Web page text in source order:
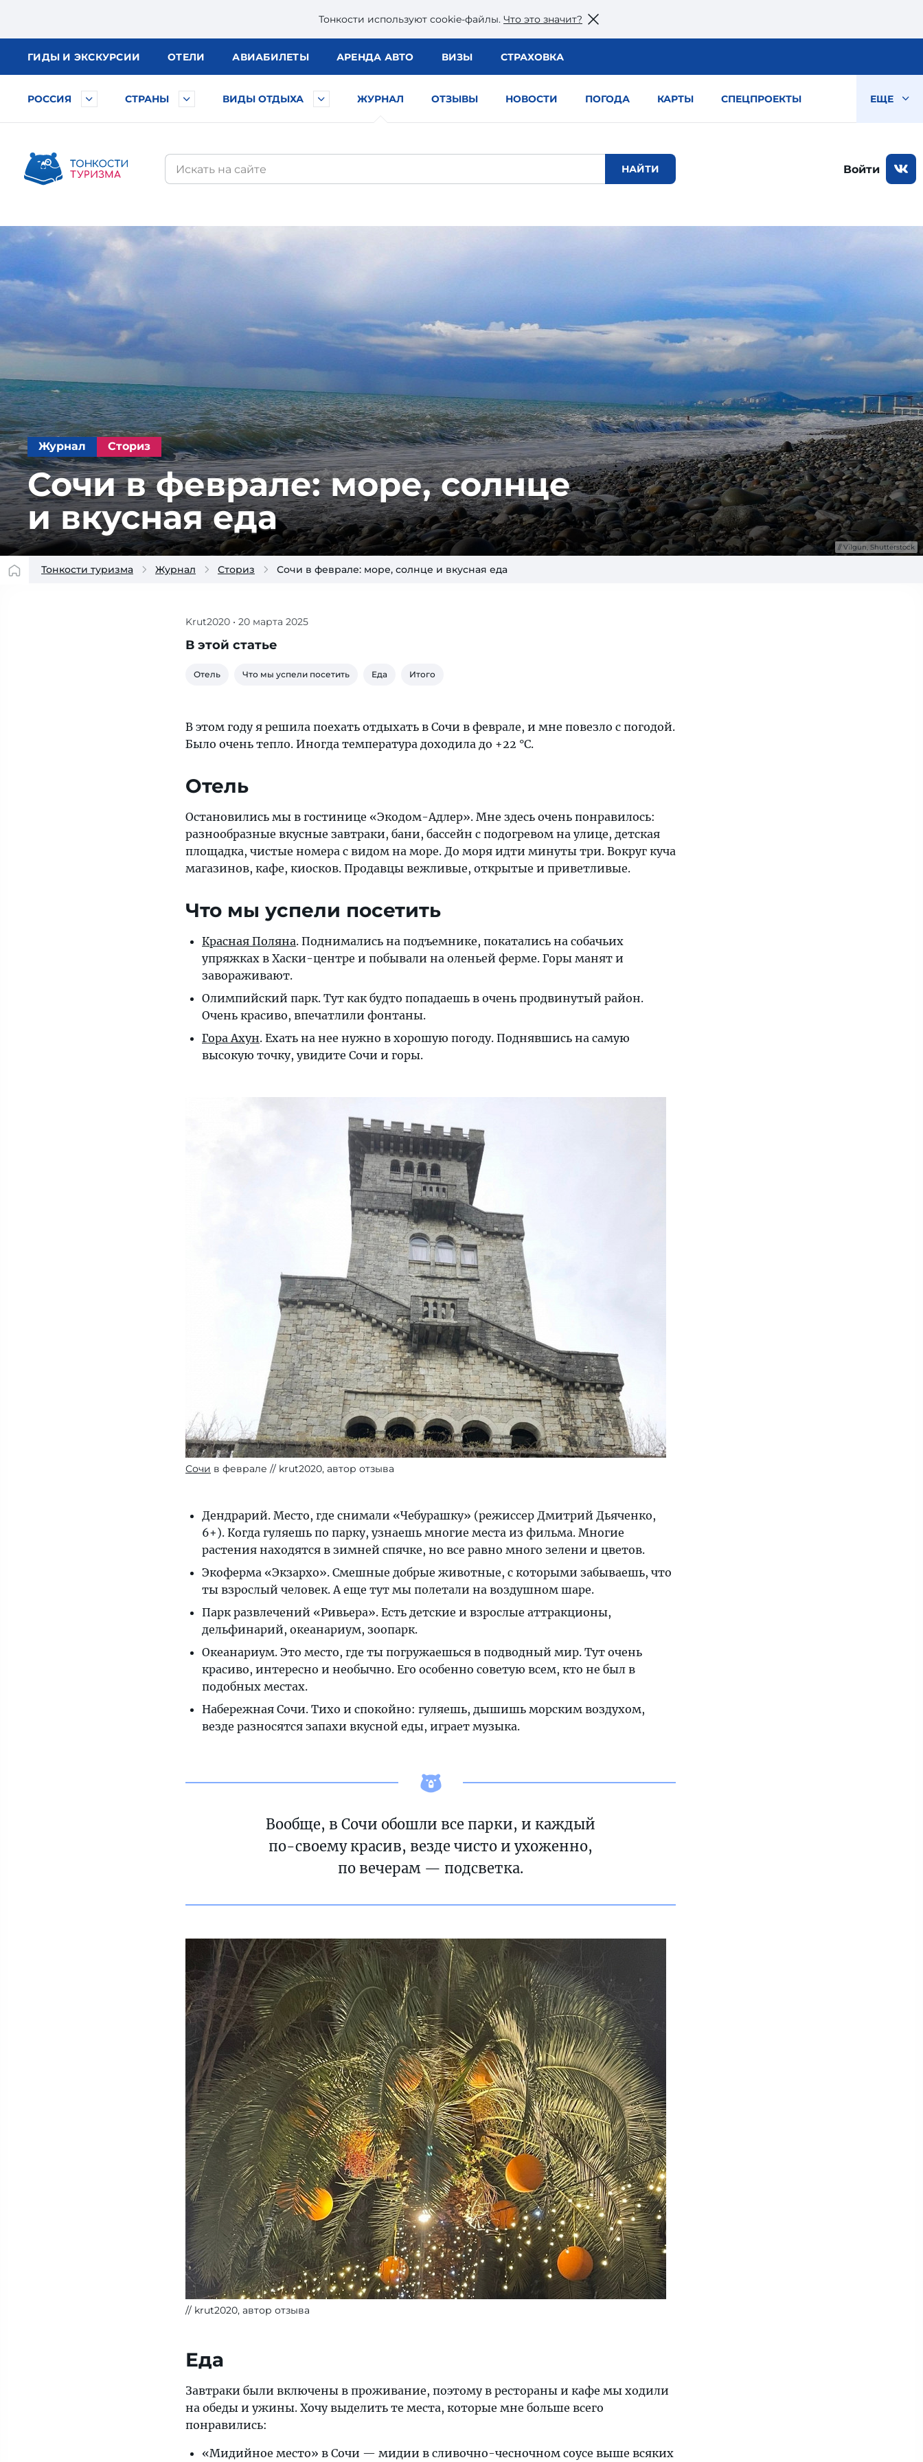
Тонкости используют сookie-файлы. Что это значит?
ГИДЫ И ЭКСКУРСИИ ОТЕЛИ АВИАБИЛЕТЫ АРЕНДА АВТО ВИЗЫ СТРАХОВКА
РОССИЯ СТРАНЫ ВИДЫ ОТДЫХА ЖУРНАЛ ОТЗЫВЫ НОВОСТИ ПОГОДА КАРТЫ СПЕЦПРОЕКТЫ ЕЩЕ
Войти
Журнал Сториз
Сочи в фев­ра­ле: мо­ре, солн­це
и вкус­ная еда
Vilgun, Shutterstock
Тонкости туризма Журнал Сториз Сочи в феврале: море, солнце и вкусная еда
Отзыв
о
феврале:
какой
выбрать
и
что
посмотреть,
куда
сходить
что
Подробный
рассказ
Krut2020 • 20 марта 2025
В этой статье
Отель Что мы успели посетить Еда Итого
В этом году я решила поехать отдыхать в Сочи в феврале, и мне повезло с погодой.
Было очень тепло. Иногда температура доходила до +22 °C.
Отель
Остановились мы в гостинице «Экодом-Адлер». Мне здесь очень понравилось:
разнообразные вкусные завтраки, бани, бассейн с подогревом на улице, детская
площадка, чистые номера с видом на море. До моря идти минуты три. Вокруг куча
магазинов, кафе, киосков. Продавцы вежливые, открытые и приветливые.
Что мы успели посетить
Красная Поляна. Поднимались на подъeмнике, покатались на собачьих
упряжках в Хаски-центре и побывали на оленьей ферме. Горы манят и
завораживают.
Олимпийский парк. Тут как будто попадаешь в очень продвинутый район.
Очень красиво, впечатлили фонтаны.
Гора Ахун. Ехать на неe нужно в хорошую погоду. Поднявшись на самую
высокую точку, увидите Сочи и горы.
Сочи в феврале krut2020, автор отзыва
Дендрарий. Место, где снимали «Чебурашку» (режиссeр Дмитрий Дьяченко,
6+). Когда гуляешь по парку, узнаeшь многие места из фильма. Многие
растения находятся в зимней спячке, но все равно много зелени и цветов.
Экоферма «Экзархо». Смешные добрые животные, с которыми забываешь, что
ты взрослый человек. А ещe тут мы полетали на воздушном шаре.
Парк развлечений «Ривьера». Есть детские и взрослые аттракционы,
дельфинарий, океанариум, зоопарк.
Океанариум. Это место, где ты погружаешься в подводный мир. Тут очень
красиво, интересно и необычно. Его особенно советую всем, кто не был в
подобных местах.
Набережная Сочи. Тихо и спокойно: гуляешь, дышишь морским воздухом,
везде разносятся запахи вкусной еды, играет музыка.
Вообще, в Сочи обошли все парки, и каждый
по-своему красив, везде чисто и ухоженно,
по вечерам — подсветка.
krut2020, автор отзыва
Еда
Завтраки были включены в проживание, поэтому в рестораны и кафе мы ходили
на обеды и ужины. Хочу выделить те места, которые мне больше всего
понравились:
«Мидийное место» в Сочи — мидии в сливочно-чесночном соусе выше всяких